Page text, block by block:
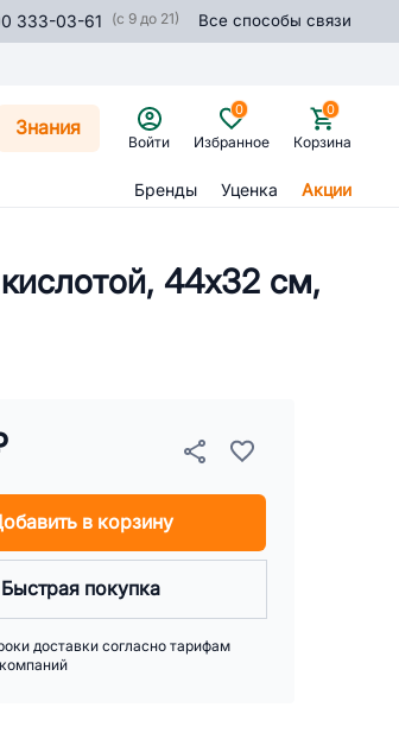
333-03-61 (с 9 до 21) Все способы связи
Знания
Войти Избранное
0
Корзина
0
Бренды Уценка Акции
44х32 см,
в корзину
Быстрая покупка
доставки согласно тарифам